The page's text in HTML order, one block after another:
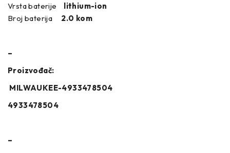
Vrsta baterije lithium-ion
Broj baterija 2.0 kom
–
Proizvođač:
MILWAUKEE-4933478504
4933478504
–